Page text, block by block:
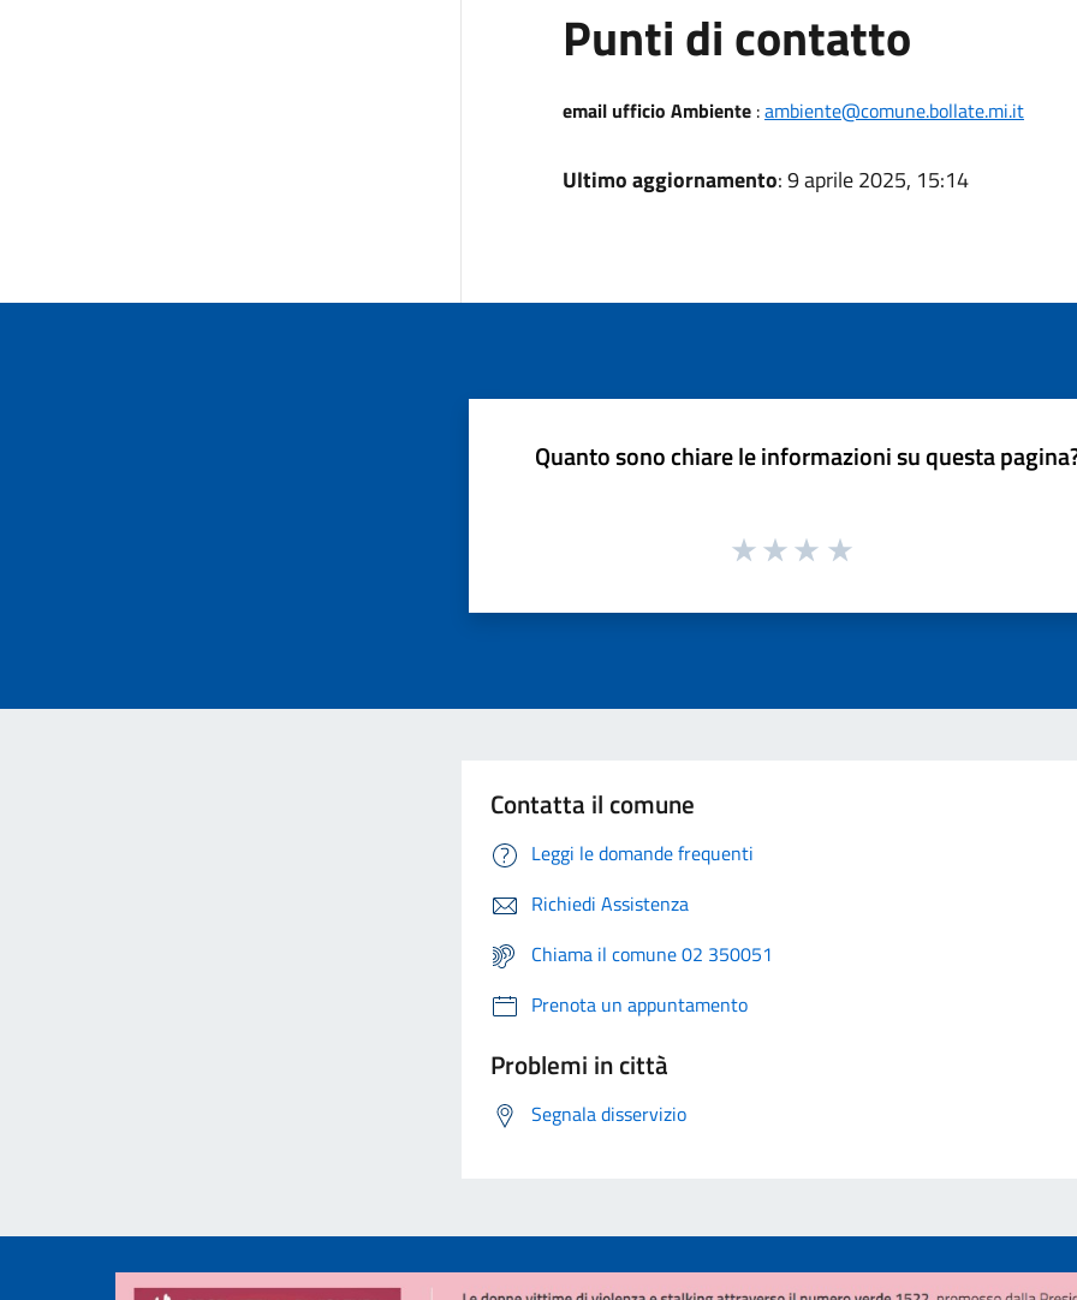
Punti di contatto
email ufficio Ambiente:ambiente@comune.bollate.mi.it
Ultimo aggiornamento: 9 aprile 2025, 15:14
Quanto sono chiare le informazioni su questa
Contatta il comune
Leggi le domande frequenti
Richiedi Assistenza
Chiama il comune 02 350051
Prenota un appuntamento
Problemi in città
Segnala disservizio